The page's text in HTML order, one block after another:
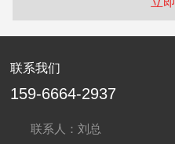
联系我们
159-6664-2937
联系人：刘总